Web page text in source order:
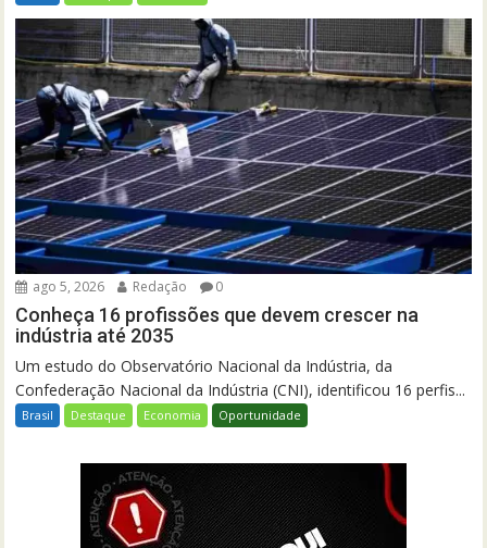
ago 5, 2026 Redação 0
Conheça 16 profissões que devem crescer na
indústria até 2035
Um estudo do Observatório Nacional da Indústria, da
Confederação Nacional da Indústria (CNI), identificou 16 perfis...
Brasil Destaque Economia Oportunidade